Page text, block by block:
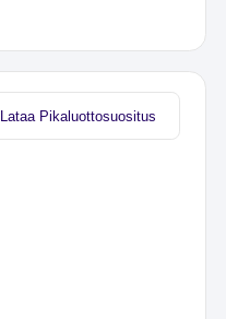
Lataa Pikaluottosuositus